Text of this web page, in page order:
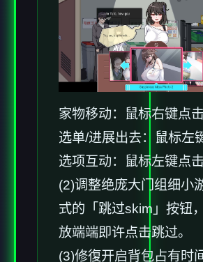
家物移动：鼠标右键点击
选单/进展出去：鼠标左
选项互动：鼠标左键点击
(2)调整绝庞大门组细小
式的「跳过skim」按钮
放端端即许点击跳过。
(3)修復开启背包占有时